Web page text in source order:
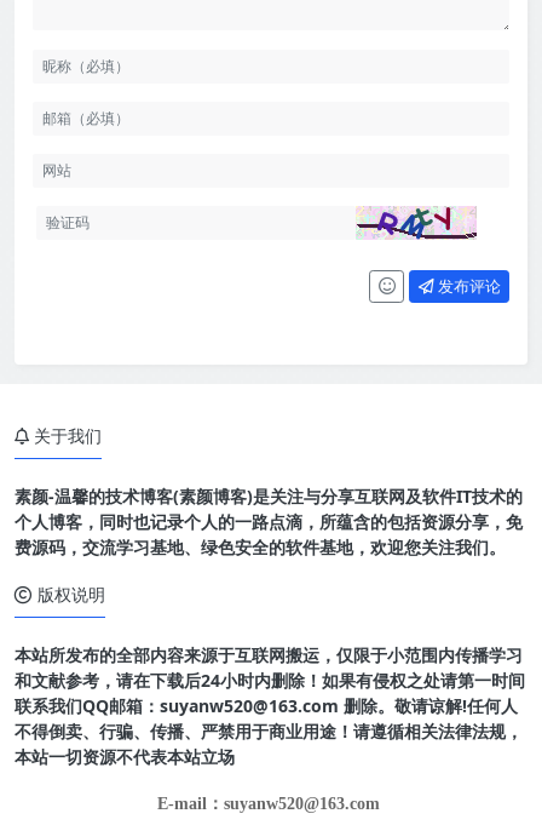
发布评论
关于我们
素颜-温馨的技术博客(素颜博客)是关注与分享互联网及软件IT技术的
个人博客，同时也记录个人的一路点滴，所蕴含的包括资源分享，免
费源码，交流学习基地、绿色安全的软件基地，欢迎您关注我们。
版权说明
本站所发布的全部内容来源于互联网搬运，仅限于小范围内传播学习
和文献参考，请在下载后24小时内删除！如果有侵权之处请第一时间
联系我们QQ邮箱：suyanw520@163.com 删除。敬请谅解!任何人
不得倒卖、行骗、传播、严禁用于商业用途！请遵循相关法律法规，
本站一切资源不代表本站立场
E-mail：suyanw520@163.com